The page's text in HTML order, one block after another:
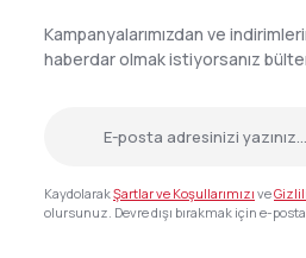
Kampanyalarımızdan ve
haberdar olmak istiyorsanız
KaydolarakŞartlar ve Koşullarımızı ve
olursunuz. Devre dışı bırakmak için e-